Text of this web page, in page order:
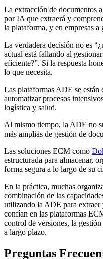
La extracción de documentos
por IA que extraerá y
la plataforma, y en empresas a
La verdadera decisión no es
actual está fallando al
eficiente?”. Si la respuesta
lo que necesita.
Las plataformas ADE se
automatizar procesos
logística y salud.
Al mismo tiempo, la ADE no
más amplias de gestión de
Las soluciones ECM como
estructurada para almacenar,
forma segura a lo largo de su
En la práctica, muchas
combinación de las
utilizando la ADE para extraer
confían en las plataformas
control de versiones, la
a largo plazo.
Preguntas